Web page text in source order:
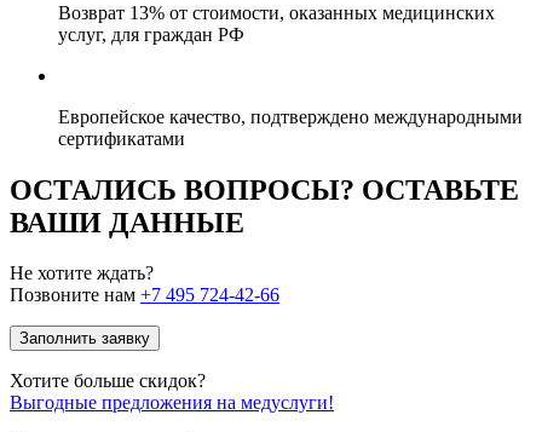
Возврат 13% от стоимости, оказанных медицинских
услуг, для граждан РФ
Европейское качество, подтверждено международными
сертификатами
ОСТАЛИСЬ ВОПРОСЫ? ОСТАВЬТЕ
ВАШИ ДАННЫЕ
Не хотите ждать?
Позвоните нам +7 495 724-42-66
Заполнить заявку
Хотите больше скидок?
Выгодные предложения на медуслуги!